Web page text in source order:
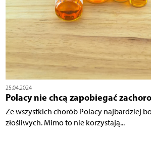
25.04.2024
Polacy nie chcą zapobiegać
Ze wszystkich chorób Polacy najbardziej
złośliwych. Mimo to nie korzystają...